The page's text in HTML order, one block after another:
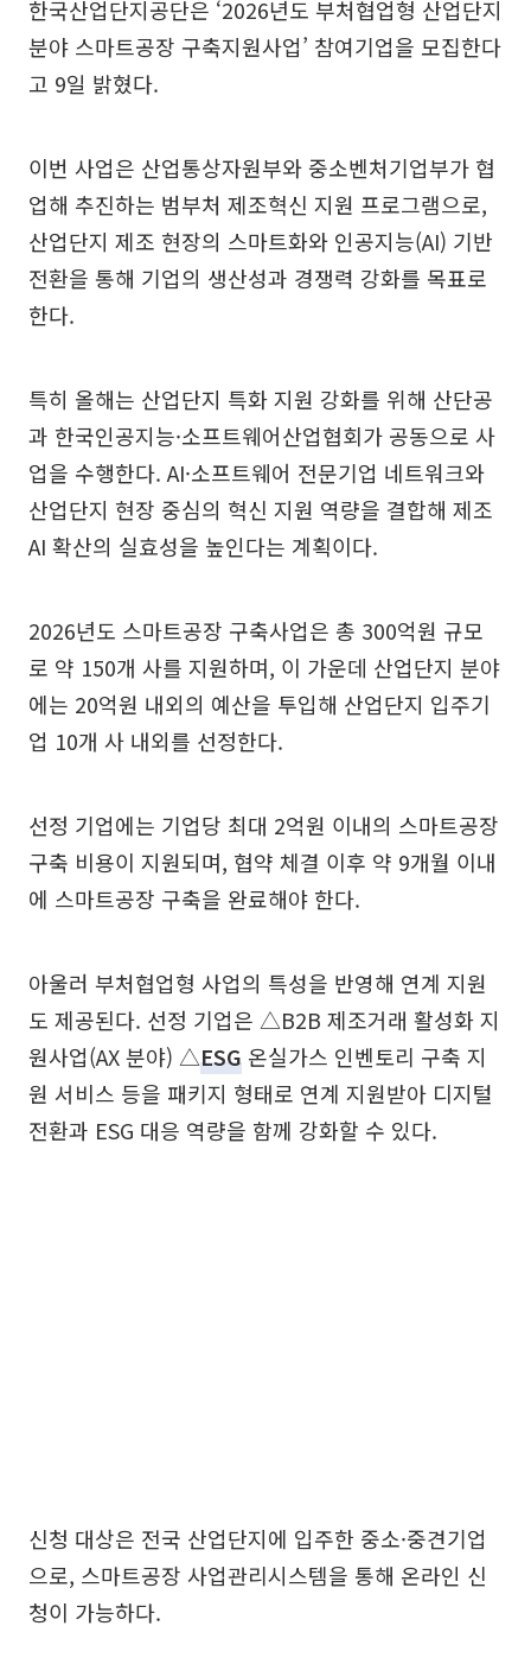
한국산업단지공단은 ‘2026년도 부처협업형 산업단지
분야 스마트공장 구축지원사업’ 참여기업을 모집한다
고 9일 밝혔다.
이번 사업은 산업통상자원부와 중소벤처기업부가 협
업해 추진하는 범부처 제조혁신 지원 프로그램으로,
산업단지 제조 현장의 스마트화와 인공지능(AI) 기반
전환을 통해 기업의 생산성과 경쟁력 강화를 목표로
한다.
특히 올해는 산업단지 특화 지원 강화를 위해 산단공
과 한국인공지능·소프트웨어산업협회가 공동으로 사
업을 수행한다. AI·소프트웨어 전문기업 네트워크와
산업단지 현장 중심의 혁신 지원 역량을 결합해 제조
AI 확산의 실효성을 높인다는 계획이다.
2026년도 스마트공장 구축사업은 총 300억원 규모
로 약 150개 사를 지원하며, 이 가운데 산업단지 분야
에는 20억원 내외의 예산을 투입해 산업단지 입주기
업 10개 사 내외를 선정한다.
선정 기업에는 기업당 최대 2억원 이내의 스마트공장
구축 비용이 지원되며, 협약 체결 이후 약 9개월 이내
에 스마트공장 구축을 완료해야 한다.
아울러 부처협업형 사업의 특성을 반영해 연계 지원
도 제공된다. 선정 기업은 △B2B 제조거래 활성화 지
원사업(AX 분야) △ESG 온실가스 인벤토리 구축 지
원 서비스 등을 패키지 형태로 연계 지원받아 디지털
전환과 ESG 대응 역량을 함께 강화할 수 있다.
신청 대상은 전국 산업단지에 입주한 중소·중견기업
으로, 스마트공장 사업관리시스템을 통해 온라인 신
청이 가능하다.